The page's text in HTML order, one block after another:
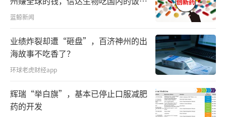
行业跨过“烧钱拐点”
蓝鲸新闻
业绩炸裂却遭“砸盘”，百济神州的出
海故事不吃香了？
环球老虎财经app
辉瑞“举白旗”，基本已停止口服减肥
药的开发